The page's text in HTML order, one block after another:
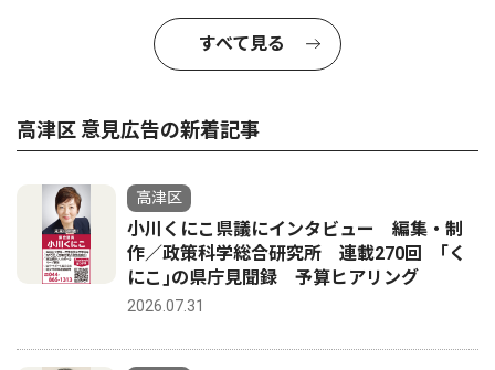
すべて見る
高津区 意見広告の新着記事
高津区
小川くにこ県議にインタビュー 編集・制
作／政策科学総合研究所 連載270回 ｢く
にこ｣の県庁見聞録 予算ヒアリング
2026.07.31